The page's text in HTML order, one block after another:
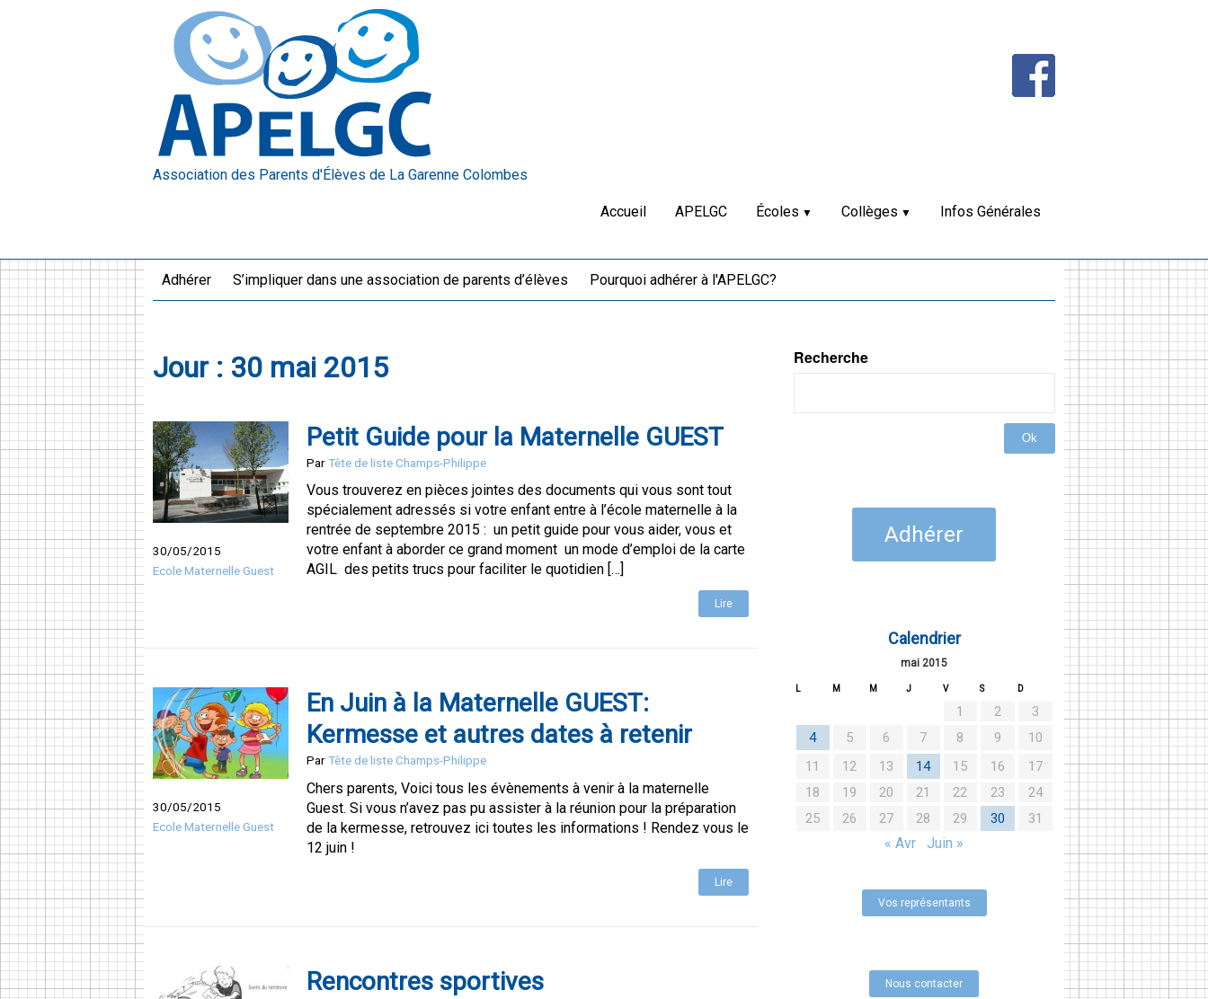
Association des Parents d'Élèves de La Garenne Colombes
Accueil APELGC Écoles Collèges Infos Générales
Adhérer S’impliquer dans une association de parents d’élèves Pourquoi adhérer à l'APELGC?
Jour : 30 mai 2015
30/05/2015
Ecole Maternelle Guest
Petit Guide pour la Maternelle GUEST
ParTête de liste Champs-Philippe
Vous trouverez en pièces jointes des documents qui vous sont tout
spécialement adressés si votre enfant entre à l’école maternelle à la
rentrée de septembre 2015 : un petit guide pour vous aider, vous et
votre enfant à aborder ce grand moment un mode d’emploi de la carte
AGIL des petits trucs pour faciliter le quotidien […]
Lire
30/05/2015
Ecole Maternelle Guest
En Juin à la Maternelle GUEST:
Kermesse et autres dates à retenir
ParTête de liste Champs-Philippe
Chers parents, Voici tous les évènements à venir à la maternelle
Guest. Si vous n’avez pas pu assister à la réunion pour la préparation
de la kermesse, retrouvez ici toutes les informations ! Rendez vous le
12 juin !
Lire
Rencontres sportives
Recherche
Ok
Adhérer
Calendrier
mai 2015
L M M J V S D
1 2
3
4
5 6 7 8 9
10
11
12 13 14 15 16
17
18
19 20 21 22 23
24
25
26 27 28 29 30 31
« Avr Juin »
Vos représentants
Nous contacter